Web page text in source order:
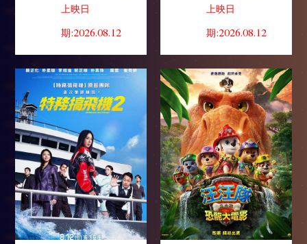
上映日
期:2026.08.12
上映日
期:2026.08.12